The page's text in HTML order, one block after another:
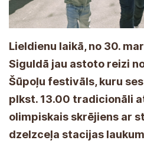
Lieldienu laikā, no 30.
Siguldā jau astoto reizi
Šūpoļu festivāls, kuru
plkst. 13.00 tradicionāli
olimpiskais skrējiens ar
dzelzceļa stacijas